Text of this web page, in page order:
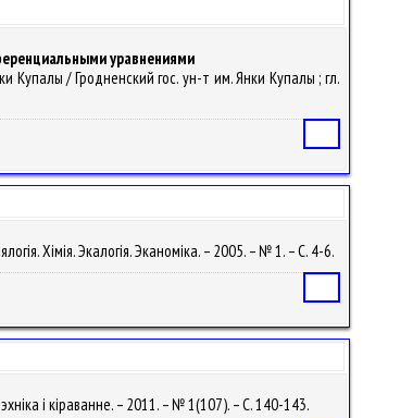
уравнениями
/ Гродненский гос. ун-т им. Янки Купалы ; гл.
Хімія. Экалогія. Эканоміка. – 2005. – № 1. – С. 4-6.
і кіраванне. – 2011. – № 1(107). – С. 140-143.